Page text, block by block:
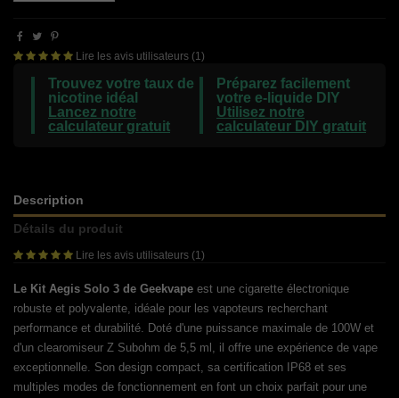
Lire les avis utilisateurs (1)
Trouvez votre taux de
nicotine idéal
Lancez notre
calculateur gratuit
Préparez facilement
votre e-liquide DIY
Utilisez notre
calculateur DIY gratuit
Description
Détails du produit
Lire les avis utilisateurs (1)
Le Kit Aegis Solo 3 de Geekvape est une cigarette électronique
robuste et polyvalente, idéale pour les vapoteurs recherchant
performance et durabilité. Doté d'une puissance maximale de 100W et
d'un clearomiseur Z Subohm de 5,5 ml, il offre une expérience de vape
exceptionnelle. Son design compact, sa certification IP68 et ses
multiples modes de fonctionnement en font un choix parfait pour une